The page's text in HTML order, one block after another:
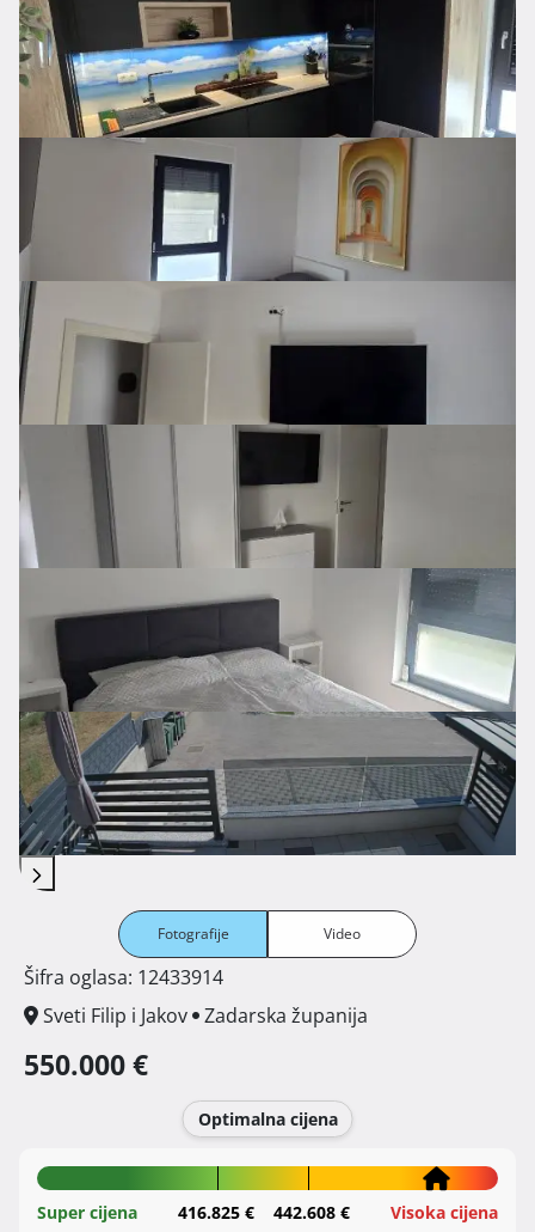
Fotografije Video
Šifra oglasa: 12433914
Sveti Filip i Jakov
Zadarska županija
550.000 €
Optimalna cijena
Super cijena 416.825 € 442.608 € Visoka cijena